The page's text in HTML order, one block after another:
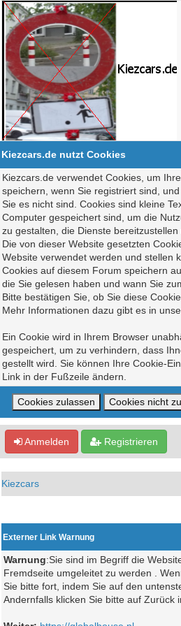
Kiezcars.de nutzt Cookies
Kiezcars.de verwendet Cookies, um
speichern, wenn Sie registriert sind,
Sie es nicht sind. Cookies sind kleine
Computer gespeichert sind, um die
zu gestalten, die Dienste
Die von dieser Website gesetzten
Website verwendet werden und stellen
Cookies auf diesem Forum speichern
die Sie gelesen haben und wann Sie
Bitte bestätigen Sie, ob Sie diese
Mehr Informationen dazu gibt es in
Ein Cookie wird in Ihrem Browser
gespeichert, um zu verhindern, dass
gestellt wird. Sie können Ihre Cookie-
Link in der Fußzeile ändern.
Anmelden Registrieren
Kiezcars
Externer Link Warnung
Warnung:Sie sind im Begriff die
Fremdseite umgeleitet zu werden .
Sie bitte fort, indem Sie auf den
Andernfalls klicken Sie bitte auf Zurück